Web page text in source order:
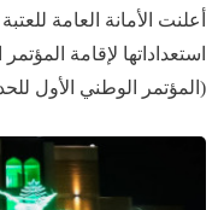
أعلنت الأمانة العامة
استعداداتها لإقامة
(المؤتمر الوطني الأول